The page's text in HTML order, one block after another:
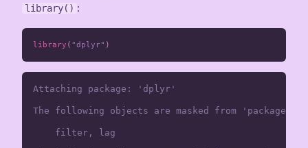
library() :
library ( "dplyr" )
Attaching package: 'dplyr'
The following objects are masked from
    filter, lag